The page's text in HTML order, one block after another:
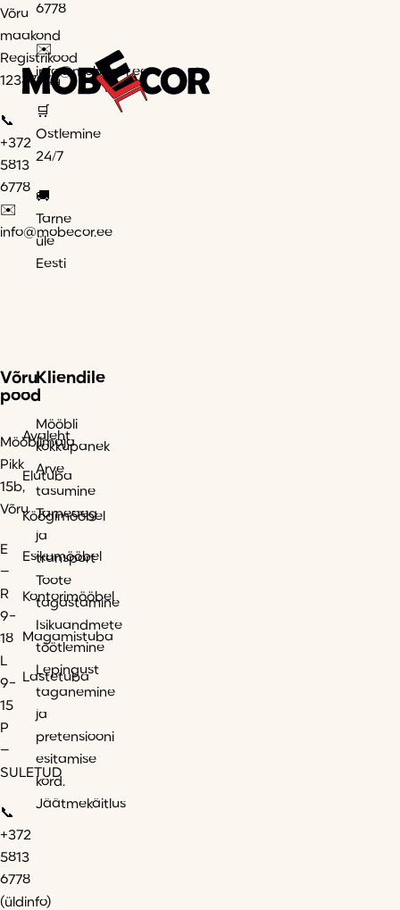
Võru
maakond
Registrikood
12347944
📞
+372
5813
6778
✉️
info@mobecor.ee
6778
✉️
info@mobecor.ee
🛒
Ostlemine
24/7
🚚
Tarne
üle
Eesti
Võru
pood
Mööblimaja
Pikk
15b,
Võru
E
–
R
9-
18
L
9-
15
P
–
SULETUD
📞
+372
5813
6778
(üldinfo)
Kliendile
Mööbli
kokkupanek
Arve
tasumine
Tarneaeg
ja
transport
Toote
tagastamine
Isikuandmete
töötlemine
Lepingust
taganemine
ja
pretensiooni
esitamise
kord.
Jäätmekäitlus
Avaleht
Elutuba
Köögimööbel
Esikumööbel
Kontorimööbel
Magamistuba
Lastetuba